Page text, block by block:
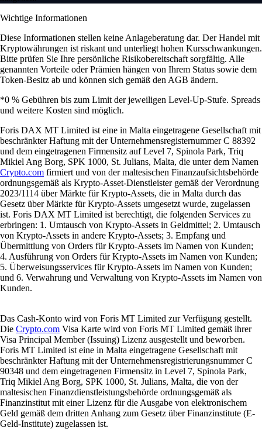
Wichtige Informationen
Diese Informationen stellen keine Anlageberatung dar. Der Handel mit
Kryptowährungen ist riskant und unterliegt hohen Kursschwankungen.
Bitte prüfen Sie Ihre persönliche Risikobereitschaft sorgfältig. Alle
genannten Vorteile oder Prämien hängen von Ihrem Status sowie dem
Token-Besitz ab und können sich gemäß den AGB ändern.
*0 % Gebühren bis zum Limit der jeweiligen Level-Up-Stufe. Spreads
und weitere Kosten sind möglich.
Foris DAX MT Limited ist eine in Malta eingetragene Gesellschaft mit
beschränkter Haftung mit der Unternehmensregisternummer C 88392
und dem eingetragenen Firmensitz auf Level 7, Spinola Park, Triq
Mikiel Ang Borg, SPK 1000, St. Julians, Malta, die unter dem Namen
Crypto.com firmiert und von der maltesischen Finanzaufsichtsbehörde
ordnungsgemäß als Krypto-Asset-Dienstleister gemäß der Verordnung
2023/1114 über Märkte für Krypto-Assets, die in Malta durch das
Gesetz über Märkte für Krypto-Assets umgesetzt wurde, zugelassen
ist. Foris DAX MT Limited ist berechtigt, die folgenden Services zu
erbringen: 1. Umtausch von Krypto-Assets in Geldmittel; 2. Umtausch
von Krypto-Assets in andere Krypto-Assets; 3. Empfang und
Übermittlung von Orders für Krypto-Assets im Namen von Kunden;
4. Ausführung von Orders für Krypto-Assets im Namen von Kunden;
5. Überweisungsservices für Krypto-Assets im Namen von Kunden;
und 6. Verwahrung und Verwaltung von Krypto-Assets im Namen von
Kunden.
Das Cash-Konto wird von Foris MT Limited zur Verfügung gestellt.
Die Crypto.com Visa Karte wird von Foris MT Limited gemäß ihrer
Visa Principal Member (Issuing) Lizenz ausgestellt und beworben.
Foris MT Limited ist eine in Malta eingetragene Gesellschaft mit
beschränkter Haftung mit der Unternehmensregistrierungsnummer C
90348 und dem eingetragenen Firmensitz in Level 7, Spinola Park,
Triq Mikiel Ang Borg, SPK 1000, St. Julians, Malta, die von der
maltesischen Finanzdienstleistungsbehörde ordnungsgemäß als
Finanzinstitut mit einer Lizenz für die Ausgabe von elektronischem
Geld gemäß dem dritten Anhang zum Gesetz über Finanzinstitute (E-
Geld-Institute) zugelassen ist.